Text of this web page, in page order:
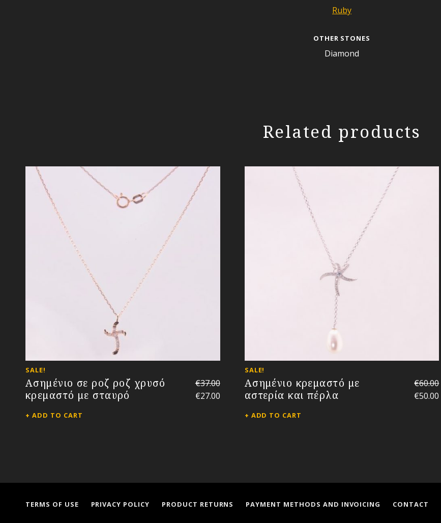
Ruby
OTHER STONES
Diamond
Related products
Ασημένιο σε ροζ ροζ χρυσό
κρεμαστό με σταυρό
SALE!
€37.00
€27.00
ADD TO CART
Ασημένιο κρεμαστό με
αστερία και πέρλα
SALE!
€60.00
€50.00
ADD TO CART
TERMS OF USE PRIVACY POLICY PRODUCT RETURNS PAYMENT METHODS AND INVOICING CONTACT